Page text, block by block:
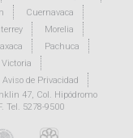
Cuernavaca
Morelia
Pachuca
Victoria
Aviso de Privacidad
47, Col. Hipódromo
Tel. 5278-9500